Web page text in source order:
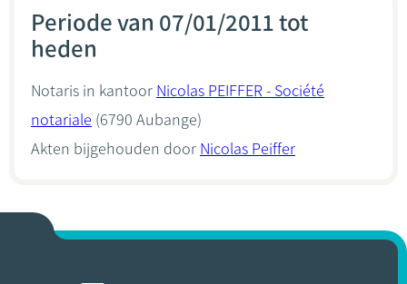
Periode van 07/01/2011 tot
heden
Notaris in kantoor Nicolas PEIFFER - Société
notariale (6790 Aubange)
Akten bijgehouden door Nicolas Peiffer